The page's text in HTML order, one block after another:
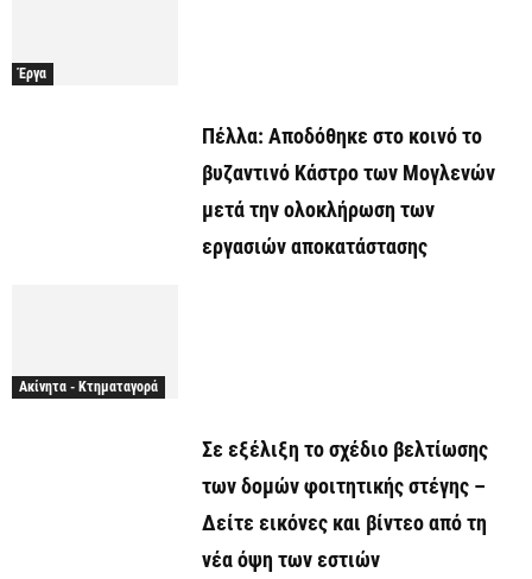
Έργα
Πέλλα: Αποδόθηκε στο κοινό το
βυζαντινό Κάστρο των Μογλενών
μετά την ολοκλήρωση των
εργασιών αποκατάστασης
Ακίνητα - Κτηματαγορά
Σε εξέλιξη το σχέδιο βελτίωσης
των δομών φοιτητικής στέγης –
Δείτε εικόνες και βίντεο από τη
νέα όψη των εστιών